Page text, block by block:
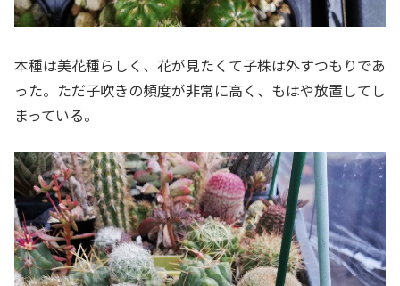
本種は美花種らしく、花が見たくて子株は外すつもりであ
った。ただ子吹きの頻度が非常に高く、もはや放置してし
まっている。